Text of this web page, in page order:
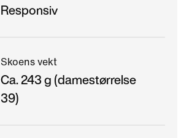
Responsiv
Skoens vekt
Ca. 243 g (damestørrelse
39)